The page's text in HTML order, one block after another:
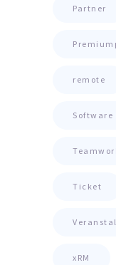
Partner
remote
Ticket
xRM